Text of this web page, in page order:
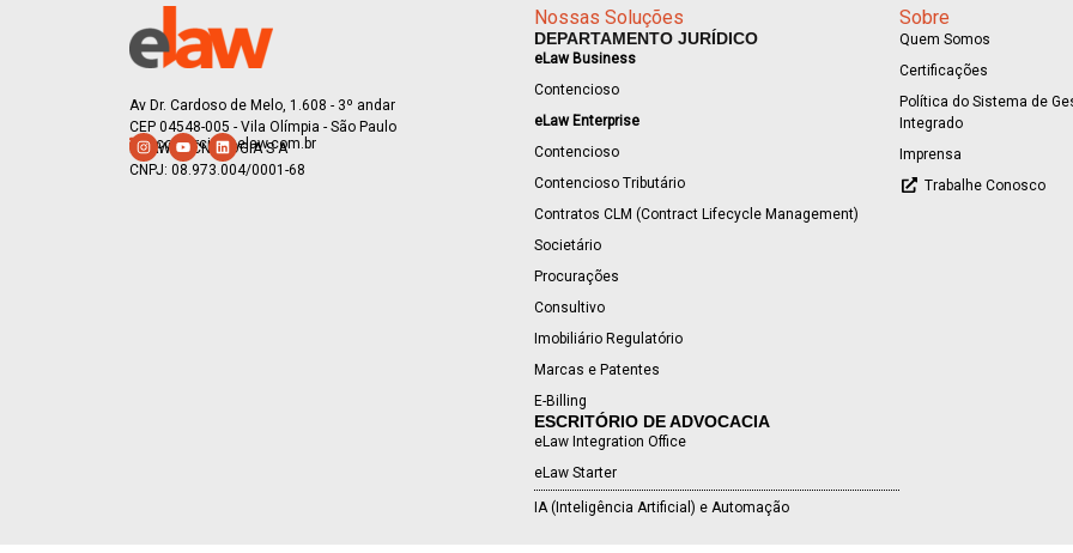
Av Dr. Cardoso de Melo, 1.608 - 3º andar
CEP 04548-005 - Vila Olímpia - São Paulo
E-LAW TECNOLOGIA S A
CNPJ: 08.973.004/0001-68
comercial@elaw.com.br
Nossas Soluções
DEPARTAMENTO JURÍDICO
eLaw Business
Contencioso
eLaw Enterprise
Contencioso
Contencioso Tributário
Contratos CLM (Contract Lifecycle Management)
Societário
Procurações
Consultivo
Imobiliário Regulatório
Marcas e Patentes
E-Billing
ESCRITÓRIO DE ADVOCACIA
eLaw Integration Office
eLaw Starter
IA (Inteligência Artificial) e Automação
Sobre
Quem Somos
Certificações
Política do Sistema de
Integrado
Imprensa
Trabalhe Conosco